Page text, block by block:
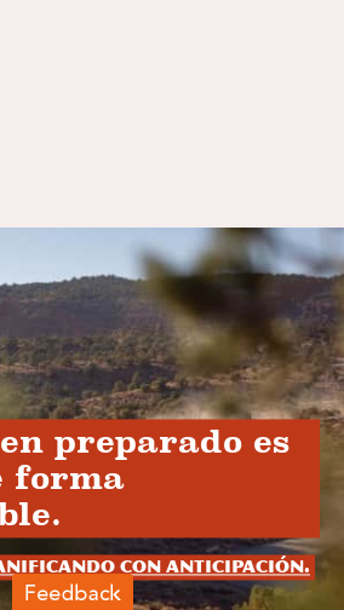
preparado es
forma
con anticipación.